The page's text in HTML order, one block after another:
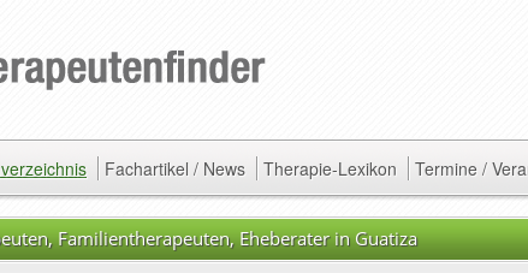
Fachartikel / News Therapie-Lexikon Termine /
Familientherapeuten, Eheberater in Guatiza